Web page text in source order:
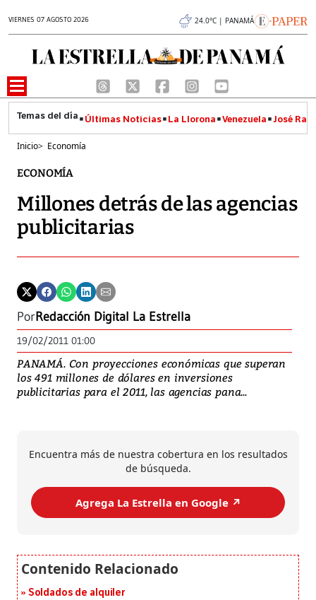
VIERNES 07 AGOSTO 2026 24.0°C | PANAMÁ
Últimas Noticias La Llorona Venezuela José
Inicio> Economía
ECONOMÍA
Millones detrás de las agencias
publicitarias
PorRedacción Digital La Estrella
19/02/2011 01:00
PANAMÁ. Con proyecciones económicas que superan
los 491 millones de dólares en inversiones
publicitarias para el 2011, las agencias pana...
Encuentra más de nuestra cobertura en los resultados
de búsqueda.
Agrega La Estrella en Google ↗️
Soldados de alquiler